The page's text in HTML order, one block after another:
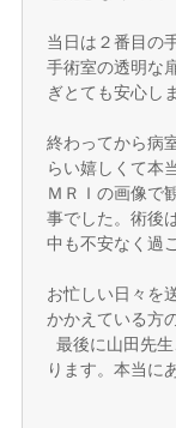
当日は２番目の
手術室の透明な
ぎとても安心し
終わってから病
らい嬉しくて本
ＭＲＩの画像で
事でした。術後
中も不安なく過
お忙しい日々を
かかえている方
最後に山田先